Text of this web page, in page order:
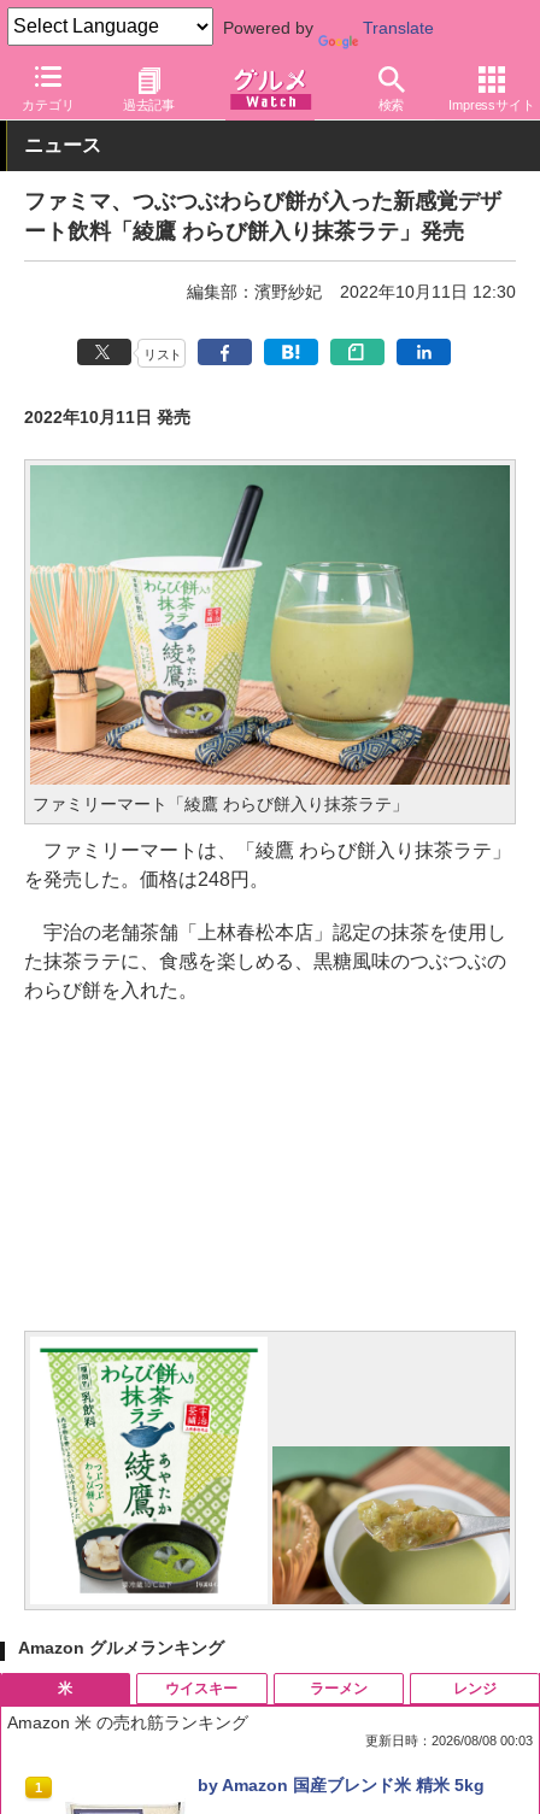
Powered by Translate
カテゴリ 過去記事 検索 Impressサイト
グルメ Watch 店舗 コンビニ ファミリーマート
ニュース
ファミマ、つぶつぶわらび餅が入った新感覚デザ
ート飲料「綾鷹 わらび餅入り抹茶ラテ」発売
編集部：濱野紗妃 2022年10月11日 12:30
リスト
2022年10月11日 発売
ファミリーマート「綾鷹 わらび餅入り抹茶ラテ」
ファミリーマートは、「綾鷹 わらび餅入り抹茶ラテ」
を発売した。価格は248円。
宇治の老舗茶舗「上林春松本店」認定の抹茶を使用し
た抹茶ラテに、食感を楽しめる、黒糖風味のつぶつぶの
わらび餅を入れた。
Amazon グルメランキング
米
Amazon 米 の売れ筋ランキング
更新日時：2026/08/08 00:03
1 by Amazon 国産ブレンド米 精米 5kg
ウイスキー ラーメン レンジ